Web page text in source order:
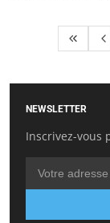
NEWSLETTER
Inscrivez-vous